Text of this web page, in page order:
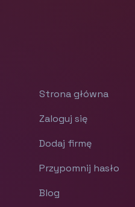
Strona główna
Zaloguj się
Dodaj firmę
Przypomnij hasło
Blog